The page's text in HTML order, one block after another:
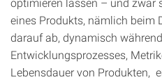
eines Produkts, nämlich beim
darauf ab, dynamisch
Entwicklungsprozesses,
Lebensdauer von Produkten,